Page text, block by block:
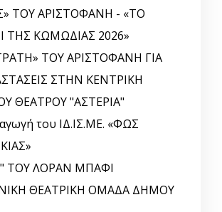
ΤΟΥ ΑΡΙΣΤΟΦΑΝΗ - «ΤΟ
ΤΗΣ ΚΩΜΩΔΙΑΣ 2026»
ΤΟΥ ΑΡΙΣΤΟΦΑΝΗ ΓΙΑ
ΣΤΗΝ ΚΕΝΤΡΙΚΗ
ΘΕΑΤΡΟΥ "ΑΣΤΕΡΙΑ"
του ΙΔ.ΙΣ.ΜΕ. «ΦΩΣ
ΤΟΥ ΛΟΡΑΝ ΜΠΑΦΙ
ΘΕΑΤΡΙΚΗ ΟΜΑΔΑ ΔΗΜΟΥ